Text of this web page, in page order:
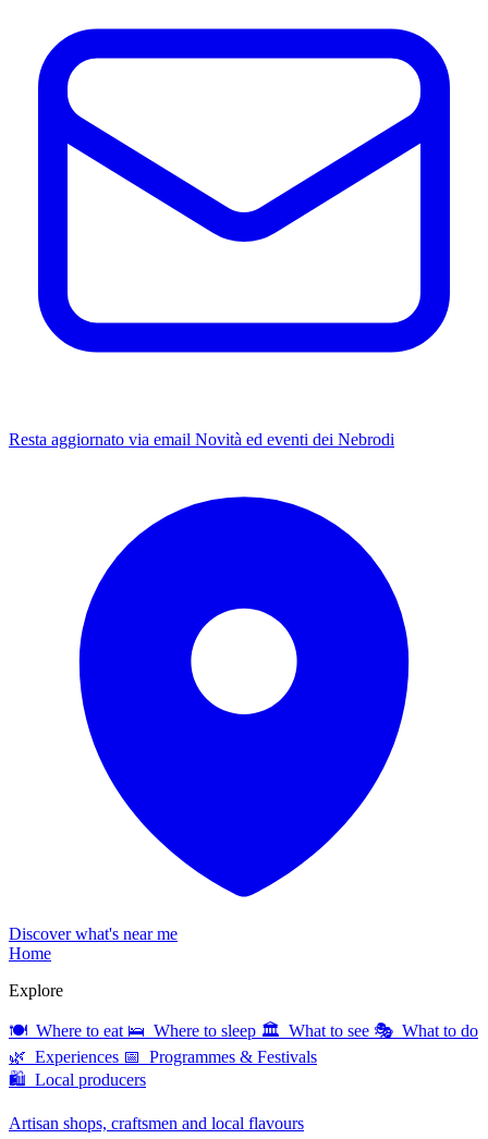
Resta aggiornato via email Novità ed eventi dei Nebrodi
Discover what's near me
Home
Explore
🍽 Where to eat 🛌 Where to sleep 🏛 What to see 🎭 What to do
🌿 Experiences 📅 Programmes & Festivals
🛍 Local producers
Artisan shops, craftsmen and local flavours